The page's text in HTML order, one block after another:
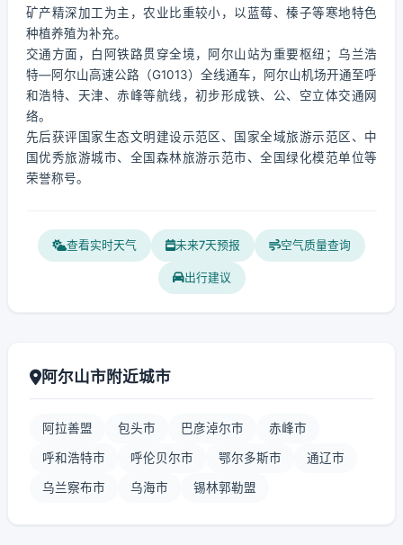
矿产精深加工为主，农业比重较小，以蓝莓、榛子等寒地特色
种植养殖为补充。
交通方面，白阿铁路贯穿全境，阿尔山站为重要枢纽；乌兰浩
特—阿尔山高速公路（G1013）全线通车，阿尔山机场开通至呼
和浩特、天津、赤峰等航线，初步形成铁、公、空立体交通网
络。
先后获评国家生态文明建设示范区、国家全域旅游示范区、中
国优秀旅游城市、全国森林旅游示范市、全国绿化模范单位等
荣誉称号。
查看实时天气 未来7天预报 空气质量查询
出行建议
阿尔山市附近城市
阿拉善盟 包头市 巴彦淖尔市 赤峰市
呼和浩特市 呼伦贝尔市 鄂尔多斯市 通辽市
乌兰察布市 乌海市 锡林郭勒盟